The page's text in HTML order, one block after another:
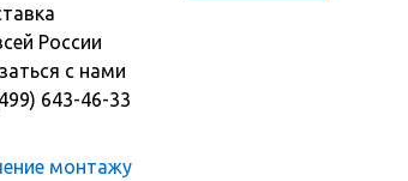
России
с нами
643-46-33
монтажу